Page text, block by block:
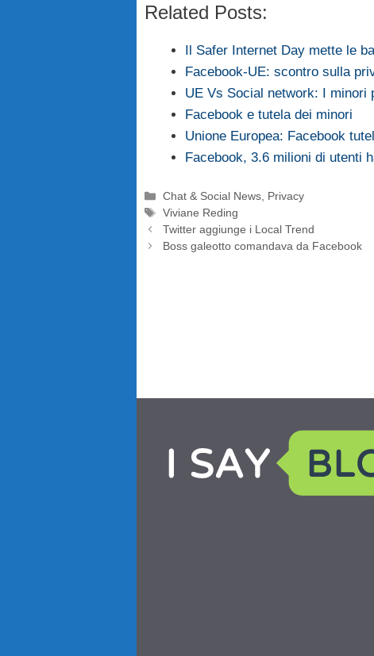
Related Posts:
Il Safer Internet Day mette le
Facebook-UE: scontro sulla
UE Vs Social network: I minori
Facebook e tutela dei minori
Unione Europea: Facebook
Facebook, 3.6 milioni di utenti
Categorie
Chat & Social News, Privacy
Tag
Viviane Reding
Twitter aggiunge i Local Trend
Boss galeotto comandava da Facebook